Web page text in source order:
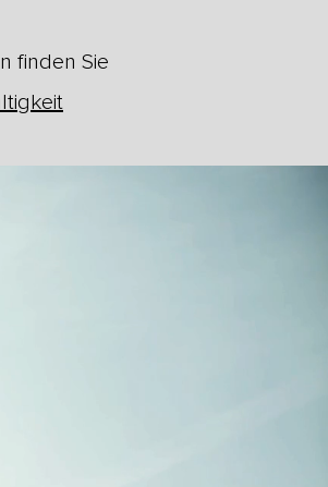
finden Sie